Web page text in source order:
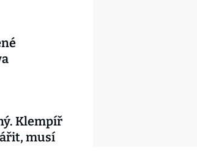
Klempíř
musí